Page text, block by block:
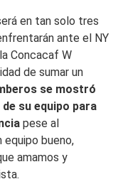
en tan solo tres
ante el NY
Concacaf W
de sumar un
se mostró
su equipo para
pese al
equipo bueno,
amamos y